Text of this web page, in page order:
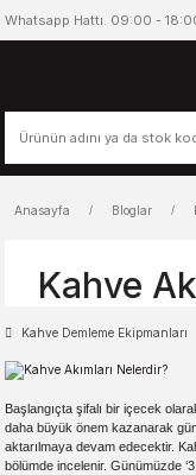
Whatsapp Hattı. 09:00 -
Anasayfa Bloglar
Kahve
Kahve Demleme Ekipmanları
Başlangıçta şifalı bir içecek
daha büyük önem kazanarak
aktarılmaya devam edecektir.
bölümde incelenir. Günümüzde